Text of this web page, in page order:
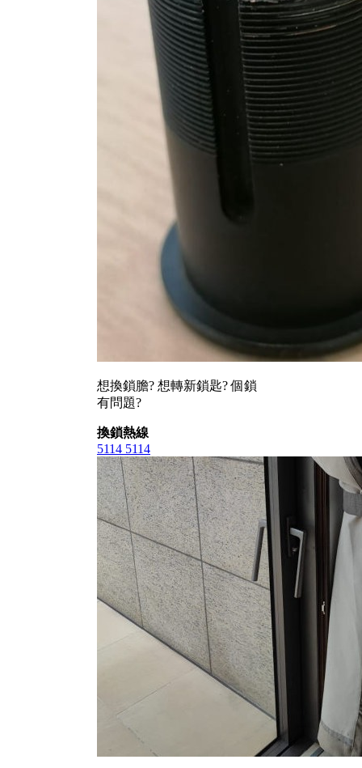
想換鎖膽? 想轉新鎖匙? 個鎖
有問題?
換鎖熱線
5114 5114